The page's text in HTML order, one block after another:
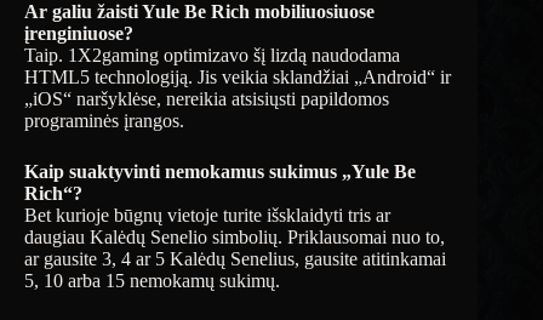
Ar galiu žaisti Yule Be Rich mobiliuosiuose
įrenginiuose?
Taip. 1X2gaming optimizavo šį lizdą naudodama
HTML5 technologiją. Jis veikia sklandžiai „Android“ ir
„iOS“ naršyklėse, nereikia atsisiųsti papildomos
programinės įrangos.
Kaip suaktyvinti nemokamus sukimus „Yule Be
Rich“?
Bet kurioje būgnų vietoje turite išsklaidyti tris ar
daugiau Kalėdų Senelio simbolių. Priklausomai nuo to,
ar gausite 3, 4 ar 5 Kalėdų Senelius, gausite atitinkamai
5, 10 arba 15 nemokamų sukimų.